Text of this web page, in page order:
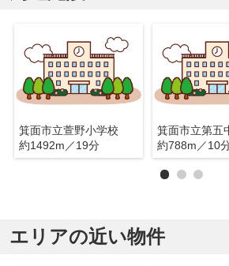
箕面市立萱野小学校
約1492m／19分
箕面市立第五
約788m／10
エリアの近い物件